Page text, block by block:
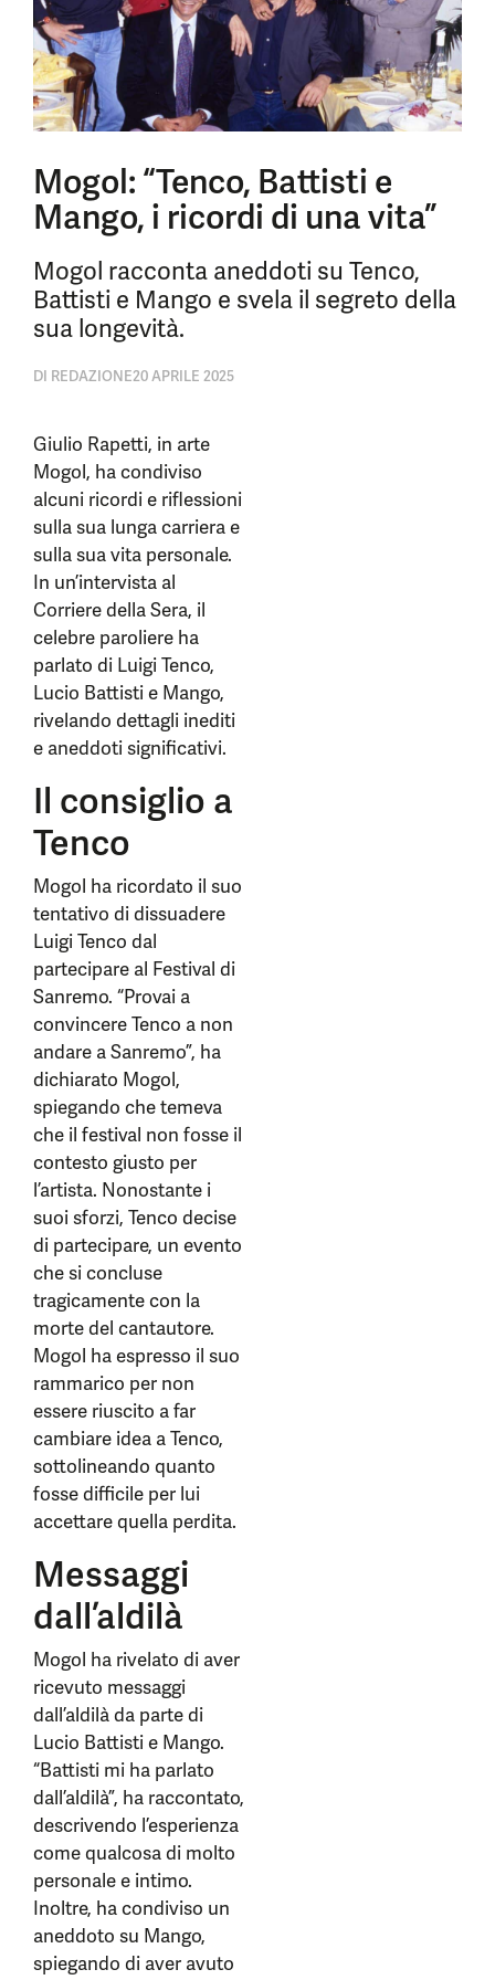
Mogol: “Tenco, Battisti e
Mango, i ricordi di una vita”
Mogol racconta aneddoti su Tenco,
Battisti e Mango e svela il segreto della
sua longevità.
DI REDAZIONE20 APRILE 2025
Giulio Rapetti, in arte
Mogol, ha condiviso
alcuni ricordi e riflessioni
sulla sua lunga carriera e
sulla sua vita personale.
In un’intervista al
Corriere della Sera, il
celebre paroliere ha
parlato di Luigi Tenco,
Lucio Battisti e Mango,
rivelando dettagli inediti
e aneddoti significativi.
Il consiglio a
Tenco
Mogol ha ricordato il suo
tentativo di dissuadere
Luigi Tenco dal
partecipare al Festival di
Sanremo. “Provai a
convincere Tenco a non
andare a Sanremo”, ha
dichiarato Mogol,
spiegando che temeva
che il festival non fosse il
contesto giusto per
l’artista. Nonostante i
suoi sforzi, Tenco decise
di partecipare, un evento
che si concluse
tragicamente con la
morte del cantautore.
Mogol ha espresso il suo
rammarico per non
essere riuscito a far
cambiare idea a Tenco,
sottolineando quanto
fosse difficile per lui
accettare quella perdita.
Messaggi
dall’aldilà
Mogol ha rivelato di aver
ricevuto messaggi
dall’aldilà da parte di
Lucio Battisti e Mango.
“Battisti mi ha parlato
dall’aldilà”, ha raccontato,
descrivendo l’esperienza
come qualcosa di molto
personale e intimo.
Inoltre, ha condiviso un
aneddoto su Mango,
spiegando di aver avuto